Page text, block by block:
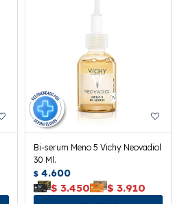
Bi-serum Meno 5 Vichy Neovadiol
30 Ml.
$ 4.600
$ 3.450 $ 3.910